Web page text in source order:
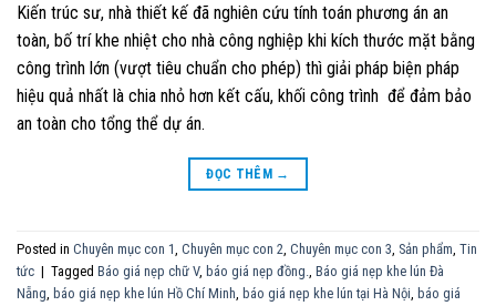
Kiến trúc sư, nhà thiết kế đã nghiên cứu tính toán phương án an
toàn, bố trí khe nhiệt cho nhà công nghiệp khi kích thước mặt bằng
công trình lớn (vượt tiêu chuẩn cho phép) thì giải pháp biện pháp
hiệu quả nhất là chia nhỏ hơn kết cấu, khối công trình để đảm bảo
an toàn cho tổng thể dự án.
ĐỌC THÊM →
Posted in Chuyên mục con 1, Chuyên mục con 2, Chuyên mục con 3, Sản phẩm, Tin
tức | Tagged Báo giá nẹp chữ V, báo giá nẹp đồng., Báo giá nẹp khe lún Đà
Nẵng, báo giá nẹp khe lún Hồ Chí Minh, báo giá nẹp khe lún tại Hà Nội, báo giá